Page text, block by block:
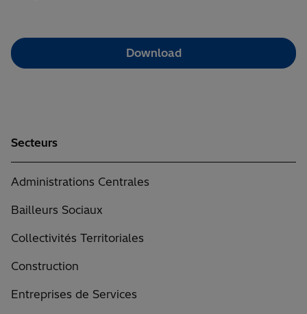
Secteurs
Administrations Centrales
Bailleurs Sociaux
Collectivités Territoriales
Construction
Entreprises de Services